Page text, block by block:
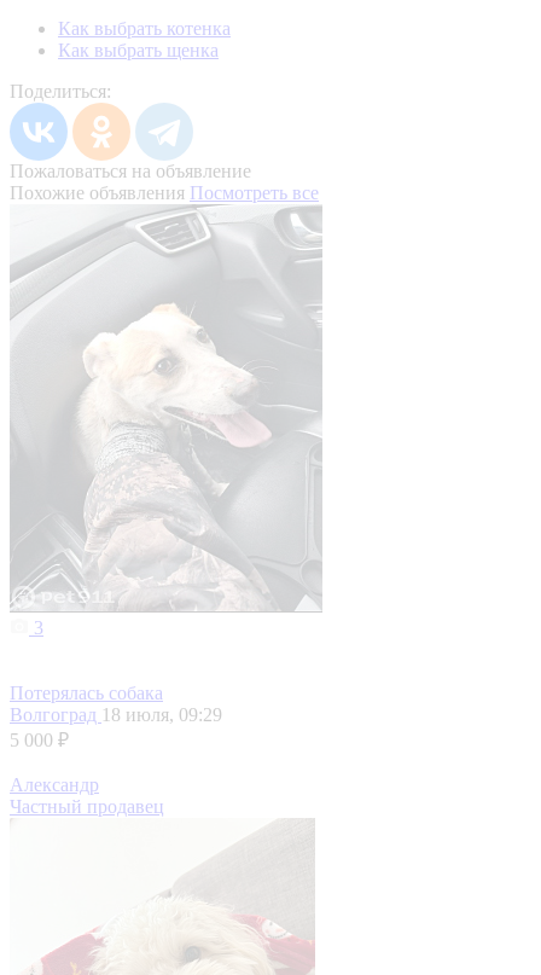
Как выбрать котенка
Как выбрать щенка
Поделиться:
Пожаловаться на объявление
Похожие объявления Посмотреть все
3
Потерялась собака
Волгоград 18 июля, 09:29
5 000 ₽
Александр
Частный продавец